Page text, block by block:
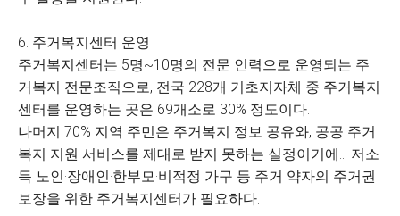
6. 주거복지센터 운영
주거복지센터는 5명~10명의 전문 인력으로 운영되는 주
거복지 전문조직으로, 전국 228개 기초지자체 중 주거복지
센터를 운영하는 곳은 69개소로 30% 정도이다.
나머지 70% 지역 주민은 주거복지 정보 공유와, 공공 주거
복지 지원 서비스를 제대로 받지 못하는 실정이기에... 저소
득 노인·장애인·한부모·비적정 가구 등 주거 약자의 주거권
보장을 위한 주거복지센터가 필요하다.